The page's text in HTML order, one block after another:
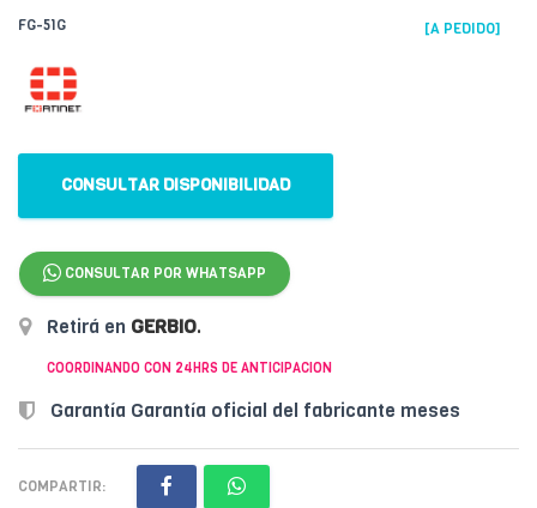
FG-51G [A PEDIDO]
CONSULTAR DISPONIBILIDAD
CONSULTAR POR WHATSAPP
Retirá en GERBIO.
COORDINANDO CON 24HRS DE ANTICIPACION
Garantía Garantía oficial del fabricante meses
COMPARTIR: